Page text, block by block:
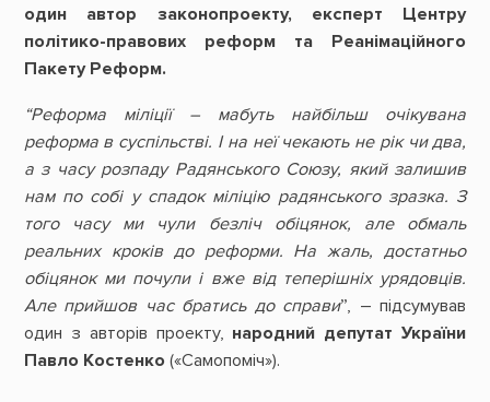
один автор законопроекту, експерт Центру
політико-правових реформ та Реанімаційного
Пакету Реформ.
“Реформа міліції – мабуть найбільш очікувана
реформа в суспільстві. І на неї чекають не рік чи два,
а з часу розпаду Радянського Союзу, який залишив
нам по собі у спадок міліцію радянського зразка. З
того часу ми чули безліч обіцянок, але обмаль
реальних кроків до реформи. На жаль, достатньо
обіцянок ми почули і вже від теперішніх урядовців.
Але прийшов час братись до справи”, – підсумував
один з авторів проекту, народний депутат України
Павло Костенко («Самопоміч»).